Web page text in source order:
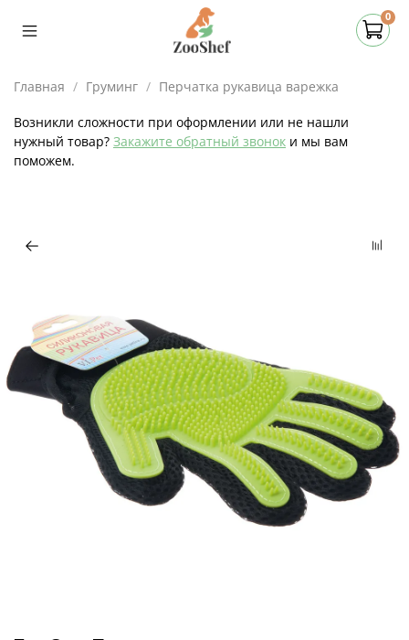
0
Главная Груминг Перчатка рукавица варежка
Возникли сложности при оформлении или не нашли
нужный товар? Закажите обратный звонок и мы вам
поможем.